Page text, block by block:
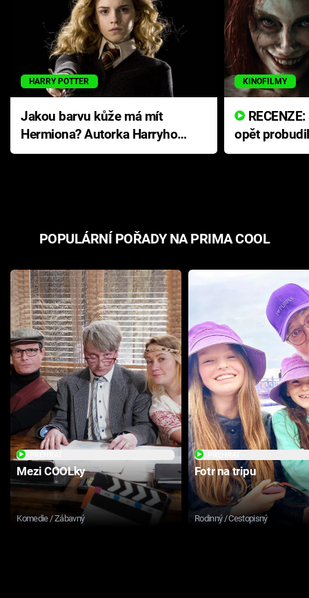
HARRY POTTER
Jakou barvu kůže má mít
Hermiona? Autorka Harryho
Pottera přišla s ráznou
KINOFILMY
opět
přichází s
POPULÁRNÍ POŘADY NA PRIMA COOL
Mezi COOLky
Komedie / Zábavný
Fotr na tripu
Rodinný / Cestopisný